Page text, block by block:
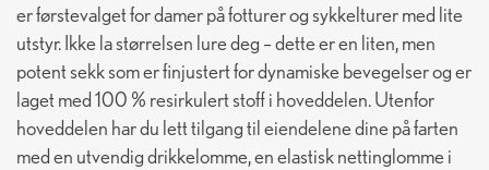
er førstevalget for damer på fotturer og sykkelturer med lite
utstyr. Ikke la størrelsen lure deg – dette er en liten, men
potent sekk som er finjustert for dynamiske bevegelser og er
laget med 100 % resirkulert stoff i hoveddelen. Utenfor
hoveddelen har du lett tilgang til eiendelene dine på farten
med en utvendig drikkelomme, en elastisk nettinglomme i